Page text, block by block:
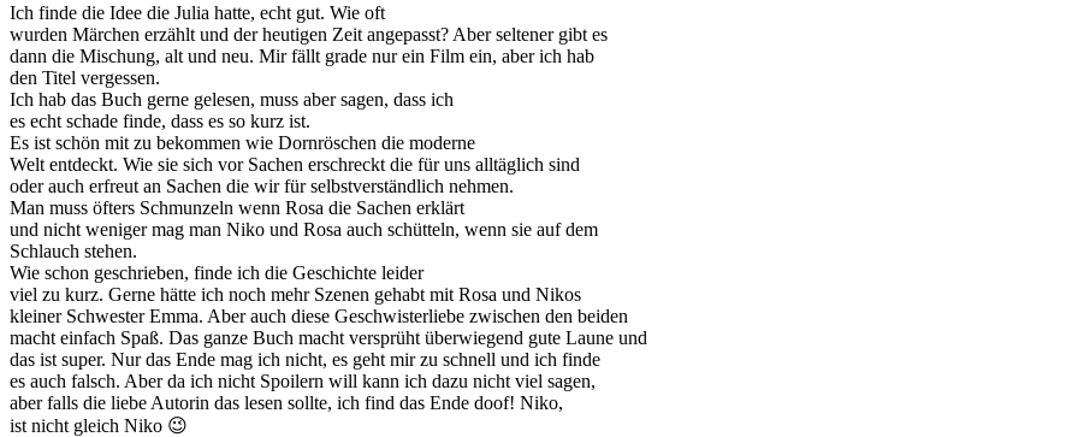
Ich finde die Idee die Julia hatte, echt gut. Wie oft
wurden Märchen erzählt und der heutigen Zeit angepasst? Aber seltener gibt es
dann die Mischung, alt und neu. Mir fällt grade nur ein Film ein, aber ich hab
den Titel vergessen.
Ich hab das Buch gerne gelesen, muss aber sagen, dass ich
es echt schade finde, dass es so kurz ist.
Es ist schön mit zu bekommen wie Dornröschen die moderne
Welt entdeckt. Wie sie sich vor Sachen erschreckt die für uns alltäglich sind
oder auch erfreut an Sachen die wir für selbstverständlich nehmen.
Man muss öfters Schmunzeln wenn Rosa die Sachen erklärt
und nicht weniger mag man Niko und Rosa auch schütteln, wenn sie auf dem
Schlauch stehen.
Wie schon geschrieben, finde ich die Geschichte leider
viel zu kurz. Gerne hätte ich noch mehr Szenen gehabt mit Rosa und Nikos
kleiner Schwester Emma. Aber auch diese Geschwisterliebe zwischen den beiden
macht einfach Spaß. Das ganze Buch macht versprüht überwiegend gute Laune und
das ist super. Nur das Ende mag ich nicht, es geht mir zu schnell und ich finde
es auch falsch. Aber da ich nicht Spoilern will kann ich dazu nicht viel sagen,
aber falls die liebe Autorin das lesen sollte, ich find das Ende doof! Niko,
ist nicht gleich Niko 😉